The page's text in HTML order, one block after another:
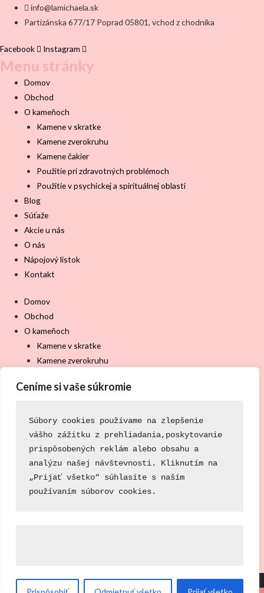
Ceníme si vaše súkromie
Súbory cookies používame na zlepšenie
vášho zážitku z prehliadania, poskytovanie
prispôsobených reklám alebo obsahu a
analýzu našej návštevnosti. Kliknutím na
„Prijať všetko“ súhlasíte s naším
používaním súborov cookies.
info@lamichaela.sk
Partizánska 677/17 Poprad 05801, vchod z chodníka
Facebook Instagram
Menu stránky
Domov
Obchod
O kameňoch
Kamene v skratke
Kamene zverokruhu
Kamene čakier
Použitie pri zdravotných problémoch
Použitie v psychickej a spirituálnej oblasti
Blog
Súťaže
Akcie u nás
O nás
Nápojový lístok
Kontakt
Domov
Obchod
O kameňoch
Kamene v skratke
Kamene zverokruhu
Použitie pri zdravotných problémoch
Blog
Súťaže
Akcie u nás
O nás
Nápojový lístok
Kontakt
Select your currency